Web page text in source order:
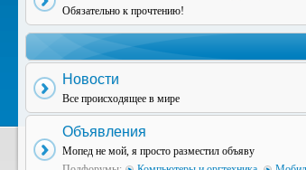
Обязательно к прочтению!
Новости
Все происходящее в мире
Объявления
Мопед не мой, я просто разместил объяву